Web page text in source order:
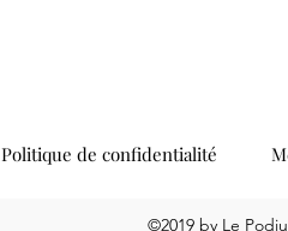
Politique de confidentialité
©2019 by Le